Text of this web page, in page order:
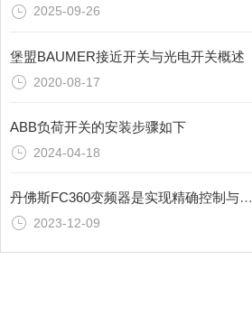
2025-09-26
堡盟BAUMER接近开关与光电开关概述
2020-08-17
ABB负荷开关的安装步骤如下
2024-04-18
丹佛斯FC360变频器是实现精确控制与节能环保的关键设备
2023-12-09